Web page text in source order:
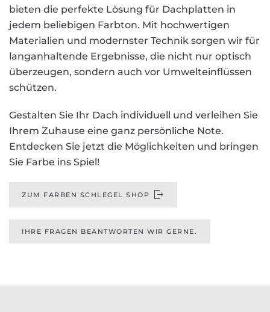
bieten die perfekte Lösung für Dachplatten in
jedem beliebigen Farbton. Mit hochwertigen
Materialien und modernster Technik sorgen wir für
langanhaltende Ergebnisse, die nicht nur optisch
überzeugen, sondern auch vor Umwelteinflüssen
schützen.
Gestalten Sie Ihr Dach individuell und verleihen Sie
Ihrem Zuhause eine ganz persönliche Note.
Entdecken Sie jetzt die Möglichkeiten und bringen
Sie Farbe ins Spiel!
ZUM FARBEN SCHLEGEL SHOP
IHRE FRAGEN BEANTWORTEN WIR GERNE.